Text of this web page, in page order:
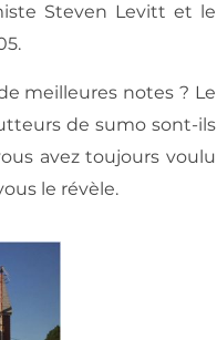
Steven Levitt et le
meilleures notes ? Le
de sumo sont-ils
avez toujours voulu
le révèle.